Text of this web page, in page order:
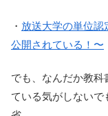
・ 放送大学の単位認
公開されている！〜
でも、なんだか教科
ている気がしないで